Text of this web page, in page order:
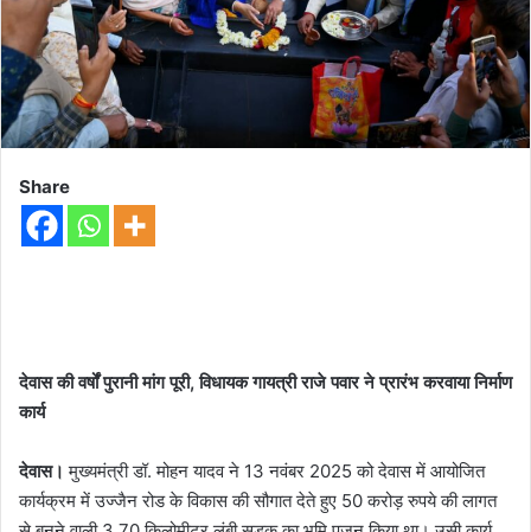
Share
देवास की वर्षों पुरानी मांग पूरी, विधायक गायत्री राजे पवार ने प्रारंभ करवाया निर्माण
कार्य
देवास। मुख्यमंत्री डॉ. मोहन यादव ने 13 नवंबर 2025 को देवास में आयोजित
कार्यक्रम में उज्जैन रोड के विकास की सौगात देते हुए 50 करोड़ रुपये की लागत